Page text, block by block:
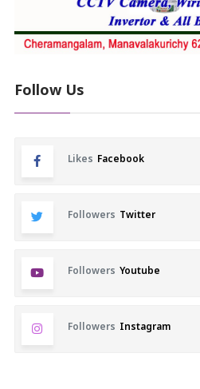
Follow Us
Likes Facebook
Followers Twitter
Followers Youtube
Followers Instagram